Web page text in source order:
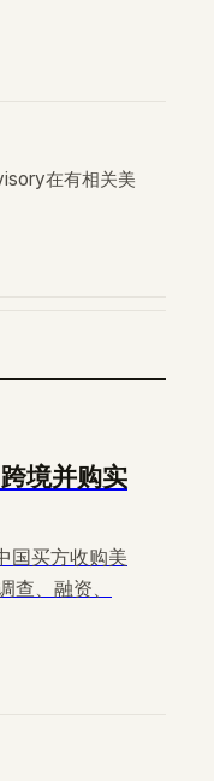
在有相关美
境并购实
国买方收购美
查、融资、